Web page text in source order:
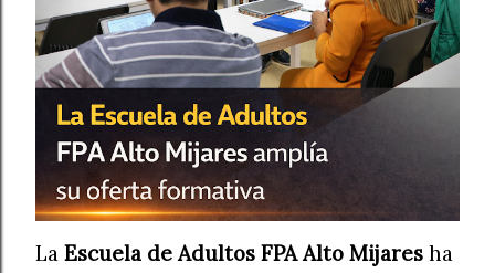
La Escuela de Adultos FPA Alto Mijares ha